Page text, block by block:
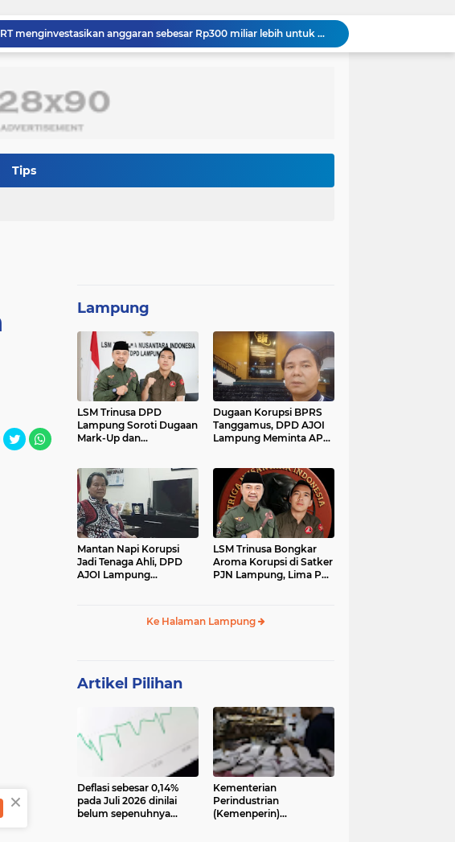
PT MRT menginvestasikan anggaran sebesar Rp300 miliar lebih untuk membangun pedestrian deck Dukuh Atas yang akan menjadi ikon baru
Wakil Panglima TNI dan Sejumlah Pejabat Negara Terima Warga Kehormatan dan Brevet Korps Marinir
TNI dan Menhan RI Yakinkan Kesiapan Interoperabilitas TNI
Pemerintah Korea Selatan (Korsel) berencana melanjutkan pembangunan jalur kereta api yang menghubungkan Seoul dengan Kota Wonsan di pantai timur Korea Utara
Tips
Lampung
LSM Trinusa DPD
Lampung Soroti Dugaan
Mark-Up dan
PKPCK
Dugaan Korupsi BPRS
Tanggamus, DPD AJOI
Lampung Meminta APH
Mantan Napi Korupsi
Jadi Tenaga Ahli, DPD
AJOI Lampung
LSM Trinusa Bongkar
Aroma Korupsi di Satker
PJN Lampung, Lima Pos
Ke Halaman Lampung
Artikel Pilihan
Deflasi sebesar 0,14%
pada Juli 2026 dinilai
belum sepenuhnya
Kementerian
Perindustrian
(Kemenperin)
×